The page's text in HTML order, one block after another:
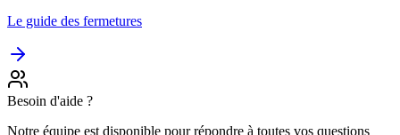
Le guide des fermetures
Besoin d'aide ?
Notre équipe est disponible pour répondre à toutes vos questions